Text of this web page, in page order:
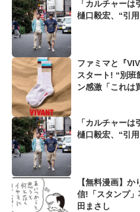
「カルチャー
樋口毅宏、“引
ファミマと『
スタート! “別班
ン感激「これは
「カルチャー
樋口毅宏、“引
【無料漫画】
信!「スタンプ
田まさし